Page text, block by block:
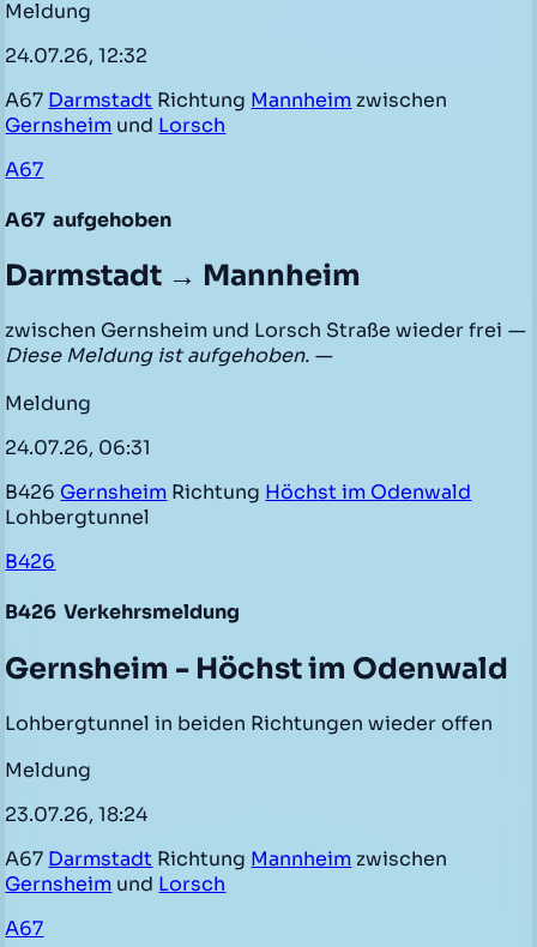
Meldung
24.07.26, 12:32
A67 Darmstadt Richtung Mannheim zwischen
Gernsheim und Lorsch
A67
A67 aufgehoben
Darmstadt → Mannheim
zwischen Gernsheim und Lorsch Straße wieder frei —
Diese Meldung ist aufgehoben. —
Meldung
24.07.26, 06:31
B426 Gernsheim Richtung Höchst im Odenwald
Lohbergtunnel
B426
B426 Verkehrsmeldung
Gernsheim - Höchst im Odenwald
Lohbergtunnel in beiden Richtungen wieder offen
Meldung
23.07.26, 18:24
A67 Darmstadt Richtung Mannheim zwischen
Gernsheim und Lorsch
A67